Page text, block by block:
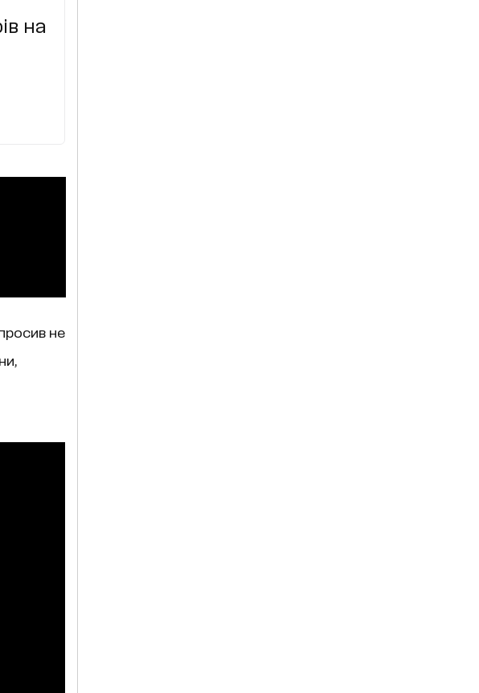
на
не